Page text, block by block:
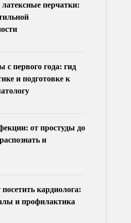
перчатки:
с первого года: гид
и подготовке к
от простуды до
и
посетить кардиолога:
и профилактика